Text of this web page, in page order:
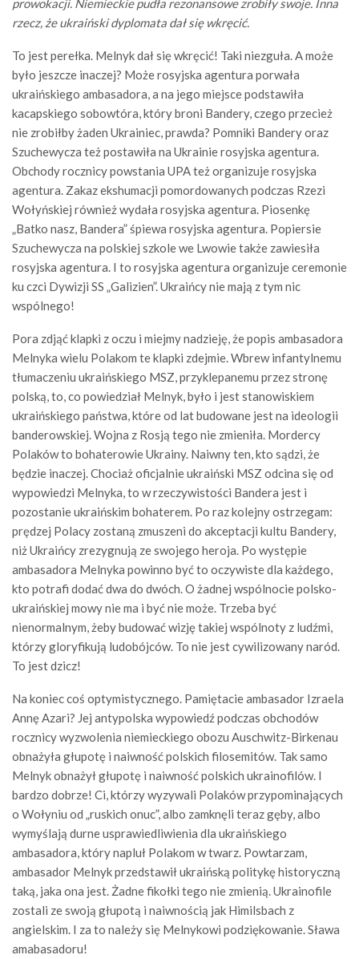
prowokacji. Niemieckie pudła rezonansowe zrobiły swoje. Inna
rzecz, że ukraiński dyplomata dał się wkręcić.
To jest perełka. Melnyk dał się wkręcić! Taki niezguła. A może
było jeszcze inaczej? Może rosyjska agentura porwała
ukraińskiego ambasadora, a na jego miejsce podstawiła
kacapskiego sobowtóra, który broni Bandery, czego przecież
nie zrobiłby żaden Ukrainiec, prawda? Pomniki Bandery oraz
Szuchewycza też postawiła na Ukrainie rosyjska agentura.
Obchody rocznicy powstania UPA też organizuje rosyjska
agentura. Zakaz ekshumacji pomordowanych podczas Rzezi
Wołyńskiej również wydała rosyjska agentura. Piosenkę
„Batko nasz, Bandera” śpiewa rosyjska agentura. Popiersie
Szuchewycza na polskiej szkole we Lwowie także zawiesiła
rosyjska agentura. I to rosyjska agentura organizuje ceremonie
ku czci Dywizji SS „Galizien”. Ukraińcy nie mają z tym nic
wspólnego!
Pora zdjąć klapki z oczu i miejmy nadzieję, że popis ambasadora
Melnyka wielu Polakom te klapki zdejmie. Wbrew infantylnemu
tłumaczeniu ukraińskiego MSZ, przyklepanemu przez stronę
polską, to, co powiedział Melnyk, było i jest stanowiskiem
ukraińskiego państwa, które od lat budowane jest na ideologii
banderowskiej. Wojna z Rosją tego nie zmieniła. Mordercy
Polaków to bohaterowie Ukrainy. Naiwny ten, kto sądzi, że
będzie inaczej. Chociaż oficjalnie ukraiński MSZ odcina się od
wypowiedzi Melnyka, to w rzeczywistości Bandera jest i
pozostanie ukraińskim bohaterem. Po raz kolejny ostrzegam:
prędzej Polacy zostaną zmuszeni do akceptacji kultu Bandery,
niż Ukraińcy zrezygnują ze swojego heroja. Po występie
ambasadora Melnyka powinno być to oczywiste dla każdego,
kto potrafi dodać dwa do dwóch. O żadnej wspólnocie polsko-
ukraińskiej mowy nie ma i być nie może. Trzeba być
nienormalnym, żeby budować wizję takiej wspólnoty z ludźmi,
którzy gloryfikują ludobójców. To nie jest cywilizowany naród.
To jest dzicz!
Na koniec coś optymistycznego. Pamiętacie ambasador Izraela
Annę Azari? Jej antypolska wypowiedź podczas obchodów
rocznicy wyzwolenia niemieckiego obozu Auschwitz-Birkenau
obnażyła głupotę i naiwność polskich filosemitów. Tak samo
Melnyk obnażył głupotę i naiwność polskich ukrainofilów. I
bardzo dobrze! Ci, którzy wyzywali Polaków przypominających
o Wołyniu od „ruskich onuc”, albo zamknęli teraz gęby, albo
wymyślają durne usprawiedliwienia dla ukraińskiego
ambasadora, który napluł Polakom w twarz. Powtarzam,
ambasador Melnyk przedstawił ukraińską politykę historyczną
taką, jaka ona jest. Żadne fikołki tego nie zmienią. Ukrainofile
zostali ze swoją głupotą i naiwnością jak Himilsbach z
angielskim. I za to należy się Melnykowi podziękowanie. Sława
amabasadoru!